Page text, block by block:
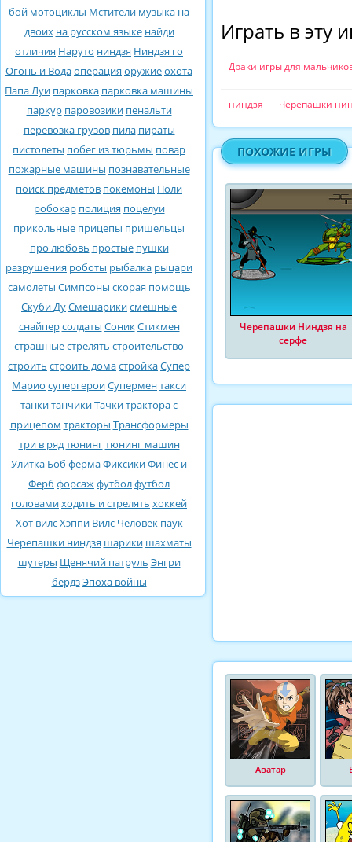
бой мотоциклы Мстители музыка на
двоих на русском языке найди
отличия Наруто ниндзя Ниндзя го
Огонь и Водаоперация оружиеохота
Папа Луи парковка парковка машины
паркур паровозики пенальти
перевозка грузов пила пираты
пистолеты побег из тюрьмы повар
пожарные машины познавательные
поиск предметов покемоны Поли
робокар полиция поцелуи
прикольные прицепы пришельцы
про любовь простые пушки
разрушения роботы рыбалка рыцари
самолеты Симпсоны скорая помощь
Скуби ДуСмешарикисмешные
снайперсолдаты СоникСтикмен
страшныестрелять строительство
строить строить домастройкаСупер
Марио супергероиСуперментакси
танкитанчикиТачкитрактора с
прицепом тракторы Трансформеры
три в рядтюнингтюнинг машин
Улитка Боб фермаФиксикиФинес и
Ферб форсажфутболфутбол
головамиходить и стрелять хоккей
Хот вилсХэппи Вилс Человек паук
Черепашки ниндзя шарики шахматы
шутеры Щенячий патруль Энгри
бердзЭпоха войны
Играть в эту
Драки игры для
ниндзя Черепашки
ПОХОЖИЕ ИГРЫ
Черепашки Ниндзя на
серфе
Аватар